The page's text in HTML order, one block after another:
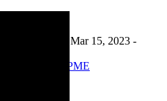
mise à jour: Mar 15, 2023 -
PME